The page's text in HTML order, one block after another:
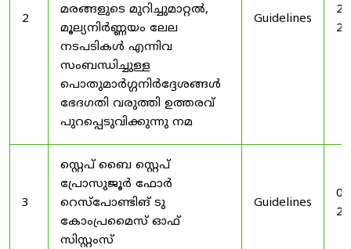
2
മരങ്ങളുടെ മുറിച്ചുമാറ്റൽ,
മൂല്യനിർണ്ണയം ലേല
നടപടികൾ എന്നിവ
സംബന്ധിച്ചുള്ള
പൊതുമാർഗ്ഗനിർദ്ദേശങ്ങൾ
ഭേദഗതി വരുത്തി ഉത്തരവ്
പുറപ്പെടുവിക്കുന്നു നമ
Guidelines
3
സ്റ്റെപ് ബൈ സ്റ്റെപ്
പ്രോസുജൂർ ഫോർ
റെസ്‌പോണ്ടിങ് ടു
കോംപ്രമൈസ് ഓഫ്
സിസ്റ്റംസ്
Guidelines